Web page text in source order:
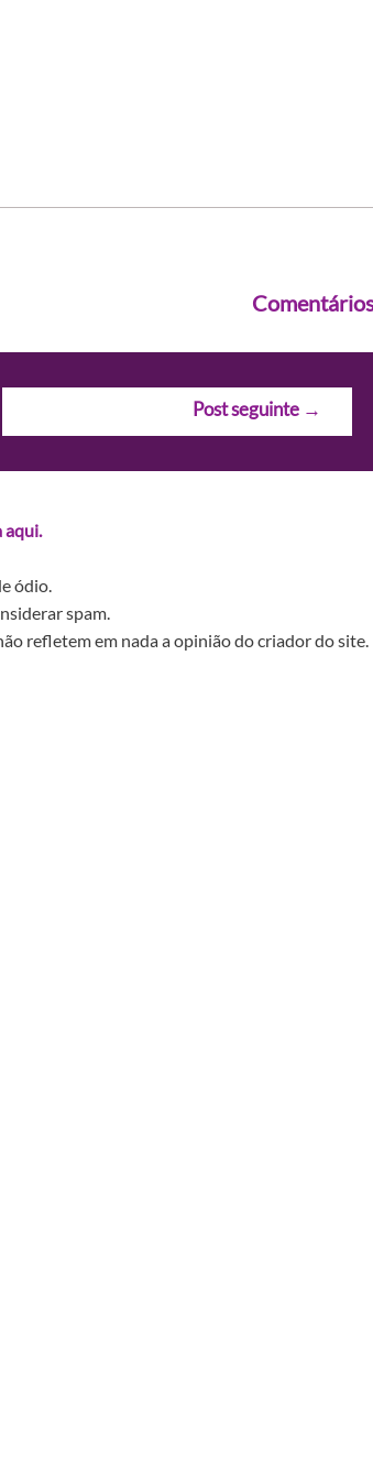
Post seguinte →
aqui.
ódio.
spam.
refletem em nada a opinião do criador do site.